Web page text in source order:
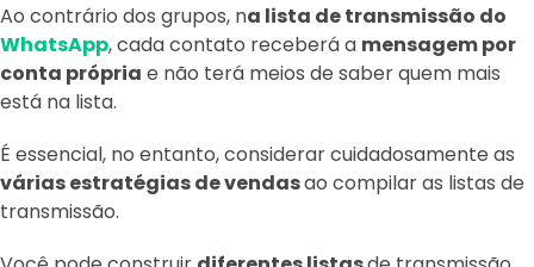
Ao contrário dos grupos, na lista de transmissão do
WhatsApp, cada contato receberá a mensagem por
conta própria e não terá meios de saber quem mais
está na lista.
É essencial, no entanto, considerar cuidadosamente as
várias estratégias de vendasao compilar as listas de
transmissão.